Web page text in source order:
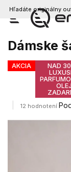
Prejsť
obsah
Hľadáte originálny
Dámske
AKCIA
NAD
OLEJ
Priemerné
12 hodnotení